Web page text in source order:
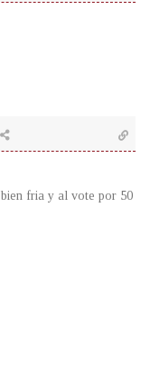
fria y al vote por 50